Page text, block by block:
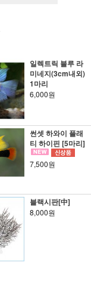
일렉트릭 블루 라
미네지(3cm내외)
1마리
6,000원
썬셋 하와이 플래
티 하이핀 [5마리]
7,500원
블랙시판[中]
8,000원